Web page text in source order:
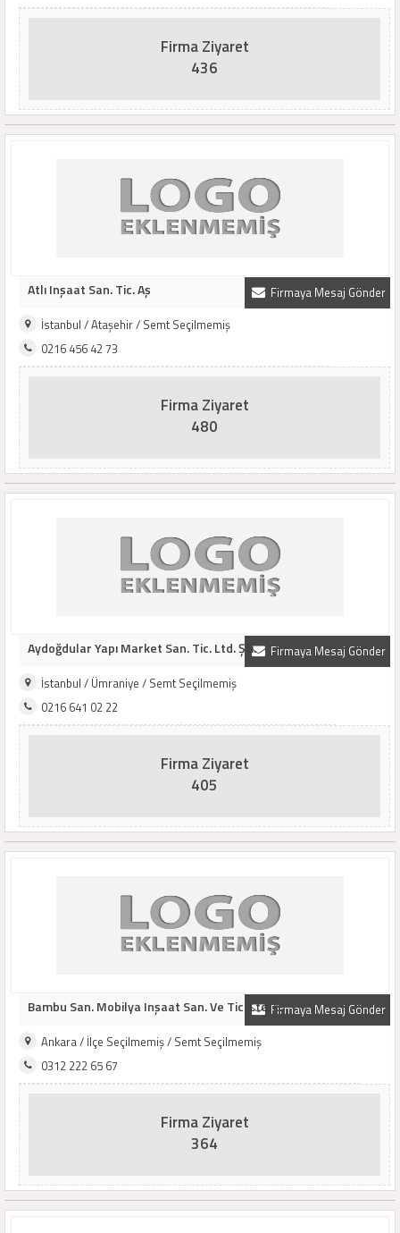
Firma Ziyaret
436
Firmaya Mesaj Gönder
Atlı Inşaat San. Tic. Aş
İstanbul / Ataşehir / Semt Seçilmemiş
0216 456 42 73
Firma Ziyaret
480
Firmaya Mesaj Gönder
Aydoğdular Yapı Market San. Tic. Ltd. Şti.
İstanbul / Ümraniye / Semt Seçilmemiş
0216 641 02 22
Firma Ziyaret
405
Firmaya Mesaj Gönder
Bambu San. Mobilya Inşaat San. Ve Tic. Ltd. L..
Ankara / İlçe Seçilmemiş / Semt Seçilmemiş
0312 222 65 67
Firma Ziyaret
364